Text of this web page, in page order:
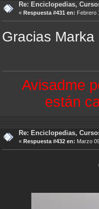
Re: Enciclopedias,
« Respuesta #431 en: Febrero
Gracias Marka
Avisadme
están
Re: Enciclopedias,
« Respuesta #432 en: Marzo